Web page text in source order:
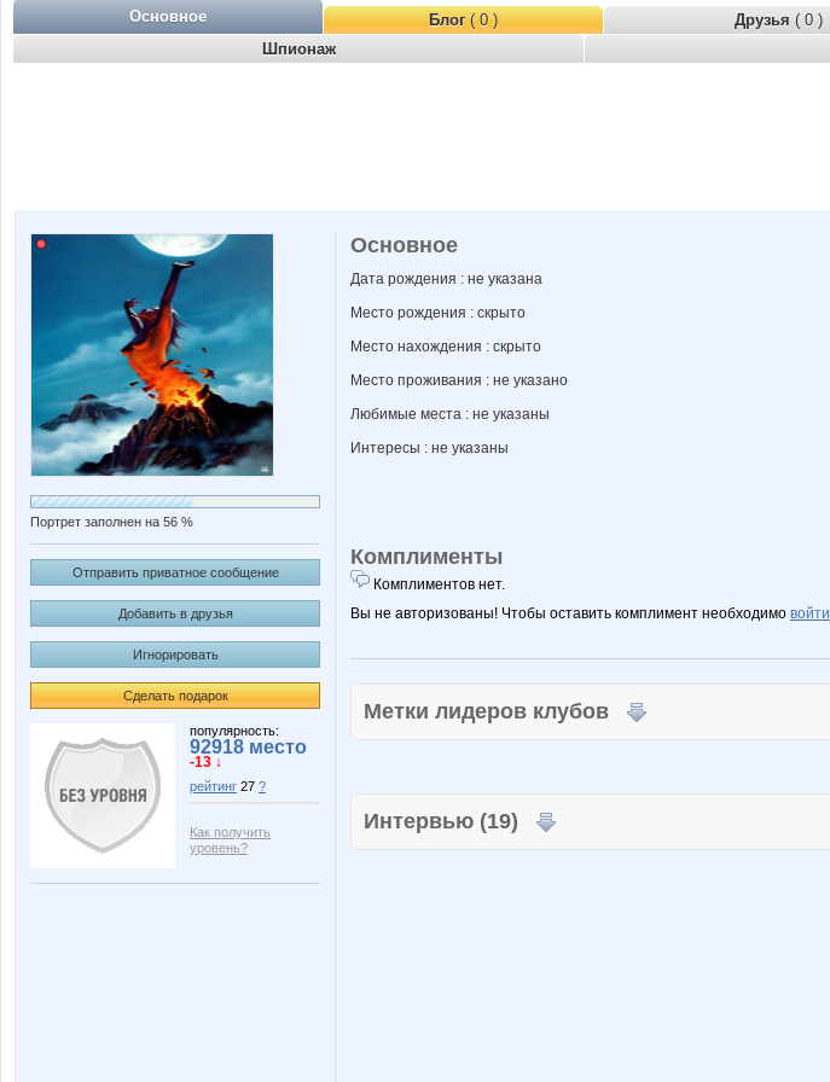
Основное Блог( 0 ) Друзья ( 0 )
Шпионаж
Портрет заполнен на 56 %
Отправить приватное сообщение
Добавить в друзья
Игнорировать
Сделать подарок
популярность:
92918 место
-13 ↓
рейтинг 27 ?
Как получить
уровень?
Основное
Дата рождения : не указана
Место рождения : скрыто
Место нахождения : скрыто
Место проживания : не указано
Любимые места : не указаны
Интересы : не указаны
Комплименты
Комплиментов нет.
Вы не авторизованы! Чтобы оставить комплимент необходимо войти
Метки лидеров клубов
Интервью (19)